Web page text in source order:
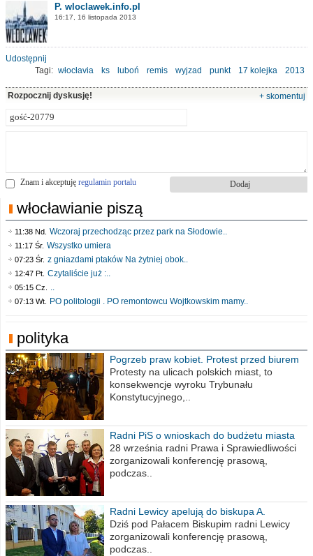
P. wloclawek.info.pl
16:17, 16 listopada 2013
Udostępnij
Tagi: włocłavia ks luboń remis wyjzad punkt 17 kolejka 2013
Rozpocznij dyskusję! + skomentuj
Znam i akceptuję regulamin portalu
włocławianie piszą
11:38 Nd. Wczoraj przechodząc przez park na Słodowie..
11:17 Śr. Wszystko umiera
07:23 Śr. z gniazdami ptaków Na żytniej obok..
12:47 Pt. Czytaliście już :..
05:15 Cz. ..
07:13 Wt. PO politologii . PO remontowcu Wojtkowskim mamy..
polityka
Pogrzeb praw kobiet. Protest przed biurem
poselskim PiS
Protesty na ulicach polskich miast, to
konsekwencje wyroku Trybunału
Konstytucyjnego,..
Radni PiS o wnioskach do budżetu miasta
na 2021 rok
28 września radni Prawa i Sprawiedliwości
zorganizowali konferencję prasową,
podczas..
Radni Lewicy apelują do biskupa A.
Wiesława Meringa
Dziś pod Pałacem Biskupim radni Lewicy
zorganizowali konferencję prasową,
podczas..